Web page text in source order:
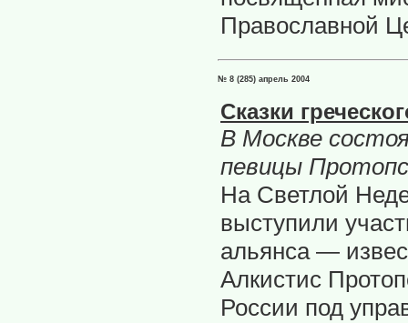
Православной
№ 8 (285) апрель 2004
Сказки
В Москве
певицы
На Светлой
выступили
альянса —
Алкистис
России под